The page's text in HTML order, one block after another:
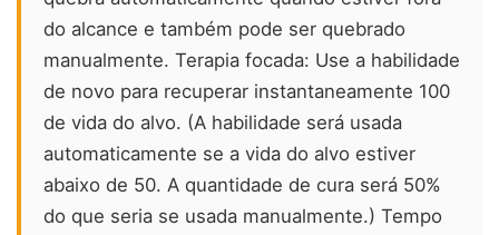
do alcance e também pode ser quebrado
manualmente. Terapia focada: Use a habilidade
de novo para recuperar instantaneamente 100
de vida do alvo. (A habilidade será usada
automaticamente se a vida do alvo estiver
abaixo de 50. A quantidade de cura será 50%
do que seria se usada manualmente.) Tempo